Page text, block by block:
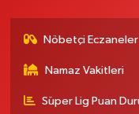
Nöbetçi Eczaneler
Namaz Vakitleri
Süper Lig Puan